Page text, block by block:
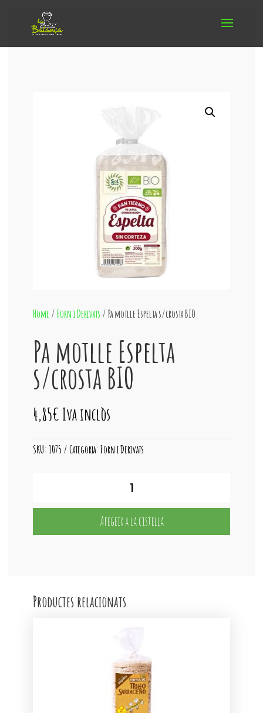
Home /Forn i Derivats / Pa motlle Espelta s/crosta BIO
Pa motlle Espelta
s/crosta BIO
4,85€ Iva inclòs
SKU:1075 Categoria:Forn i Derivats
Pa
Afegeix a la cistella
Productes relacionats